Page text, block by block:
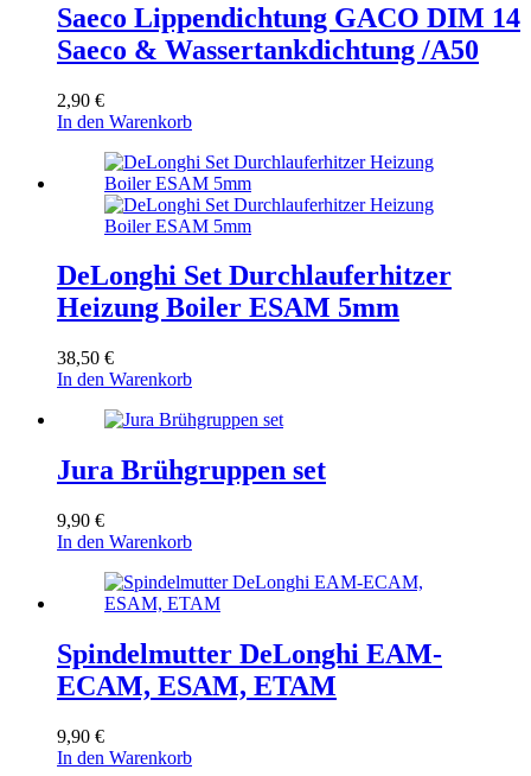
Saeco Lippendichtung GACO DIM 14
Saeco & Wassertankdichtung /A50
2,90 €
In den Warenkorb
DeLonghi Set Durchlauferhitzer
Heizung Boiler ESAM 5mm
38,50 €
In den Warenkorb
Jura Brühgruppen set
9,90 €
In den Warenkorb
Spindelmutter DeLonghi EAM-
ECAM, ESAM, ETAM
9,90 €
In den Warenkorb